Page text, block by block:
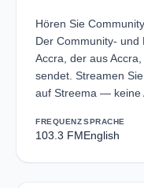
Hören Sie
Der Community-
Accra, der aus
sendet. Streamen
auf Streema — keine
FREQUENZ
103.3 FM
SPRACHE
English